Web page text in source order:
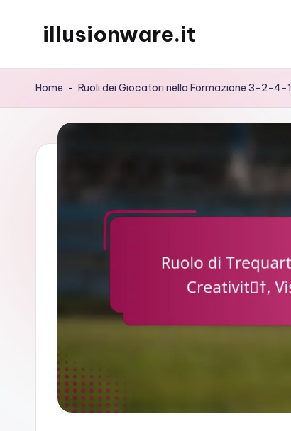
illusionware.it
Home - Ruoli dei Giocatori nella Formazione 3-2-4-1